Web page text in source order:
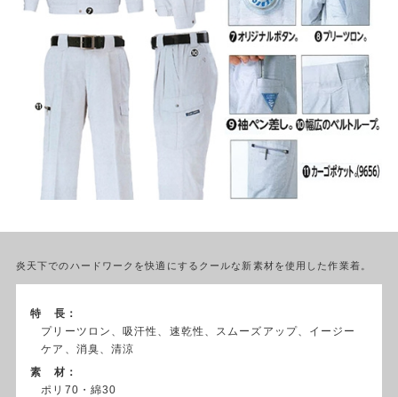
炎天下でのハードワークを快適にするクールな新素材を使用した作業着。
特 長：
プリーツロン、吸汗性、速乾性、スムーズアップ、イージー
ケア、消臭、清涼
素 材：
ポリ70・綿30